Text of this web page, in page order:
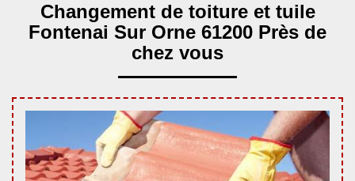
Changement de toiture et tuile
Fontenai Sur Orne 61200 Près de
chez vous